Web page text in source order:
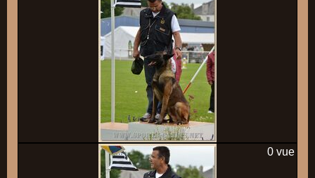
0 vue